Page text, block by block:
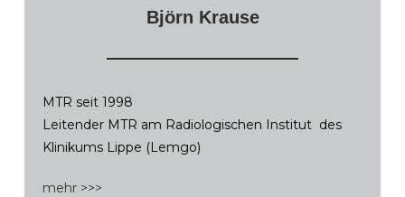
Björn Krause
MTR seit 1998
Leitender MTR am Radiologischen Institut des
Klinikums Lippe (Lemgo)
mehr >>>